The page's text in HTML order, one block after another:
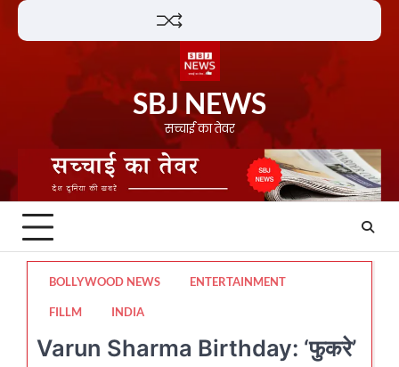
Skip
SBJ NEWS
सच्चाई का तेवर
BOLLYWOOD NEWS ENTERTAINMENT
FILLM INDIA
Varun Sharma Birthday: ‘फुकरे’